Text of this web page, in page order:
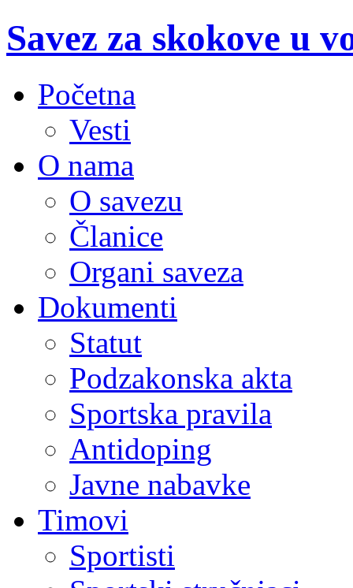
Savez za skokove u
Početna
Vesti
O nama
O savezu
Članice
Organi saveza
Dokumenti
Statut
Podzakonska akta
Sportska pravila
Antidoping
Javne nabavke
Timovi
Sportisti